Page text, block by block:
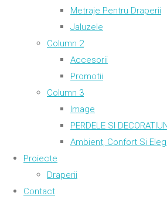
Metraje Pentru Draperii
Jaluzele
Column 2
Accesorii
Promotii
Column 3
Image
PERDELE SI
Ambient, Confort Si
Proiecte
Draperii
Contact